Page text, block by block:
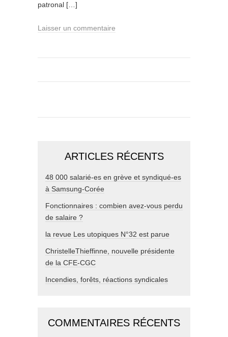
patronal […]
Laisser un commentaire
ARTICLES RÉCENTS
48 000 salarié-es en grève et syndiqué-es
à Samsung-Corée
Fonctionnaires : combien avez-vous perdu
de salaire ?
la revue Les utopiques N°32 est parue
ChristelleThieffinne, nouvelle présidente
de la CFE-CGC
Incendies, forêts, réactions syndicales
COMMENTAIRES RÉCENTS